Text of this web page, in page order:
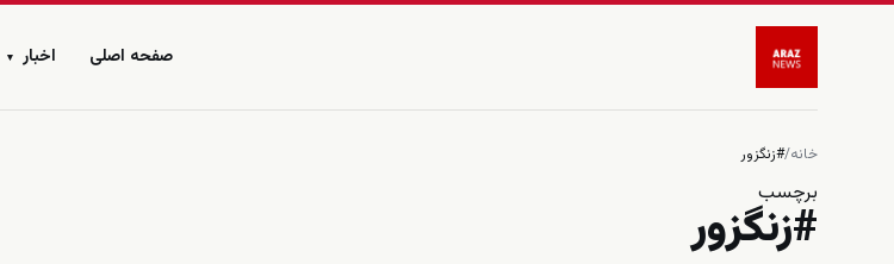
صفحه اصلی اخبار ▾
خانه/#زنگزور
برچسب
#زنگزور